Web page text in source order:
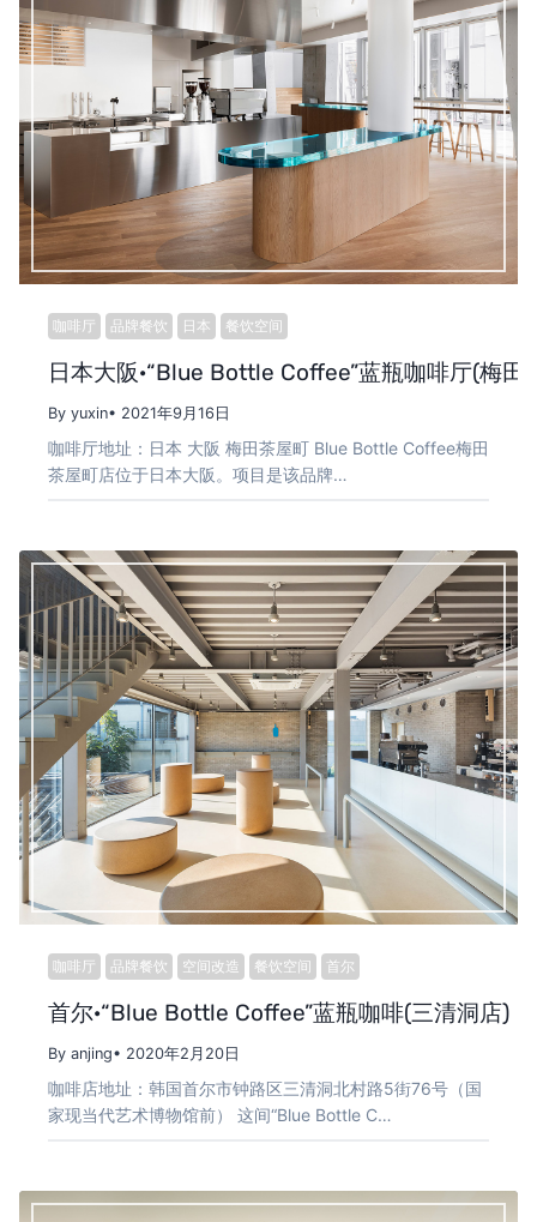
咖啡厅 品牌餐饮 日本 餐饮空间
日本大阪·“Blue Bottle Coffee”蓝瓶咖啡厅(梅田
By yuxin• 2021年9月16日
咖啡厅地址：日本 大阪 梅田茶屋町 Blue Bottle Coffee梅田
茶屋町店位于日本大阪。项目是该品牌…
咖啡厅 品牌餐饮 空间改造 餐饮空间 首尔
首尔·“Blue Bottle Coffee”蓝瓶咖啡(三清洞店)
By anjing• 2020年2月20日
咖啡店地址：韩国首尔市钟路区三清洞北村路5街76号（国
家现当代艺术博物馆前） 这间“Blue Bottle C…